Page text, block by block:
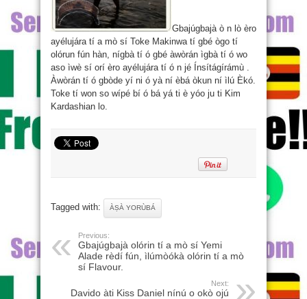
Gbajúgbajà ò n lò èro
ayélujára tí a mò sí Toke Makinwa tí gbé ògo tí
olórun fún hàn, nígbà tí ó gbé àwòrán ìgbà tí ó wo
aso ìwè sí orí èro ayélujára tí ó n jé Ínsítágírámù .
Àwòrán tí ó gbòde yí ni ó yà ní èbá òkun ní ìlú Èkó.
Toke tí won so wípé bí ó bá yá ti è yóo ju ti Kim
Kardashian lo.
Tagged with: ÀṢÀ YORÙBÁ
Previous:
Gbajúgbajà olórin tí a mò sí Yemi
Alade rèdí fún, ìlúmòókà olórin tí a mò
sí Flavour.
Next:
Davido àti Kiss Daniel nínú o okò ojú